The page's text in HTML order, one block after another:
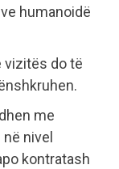
humanoidë
vizitës do të
me
nivel
kontratash